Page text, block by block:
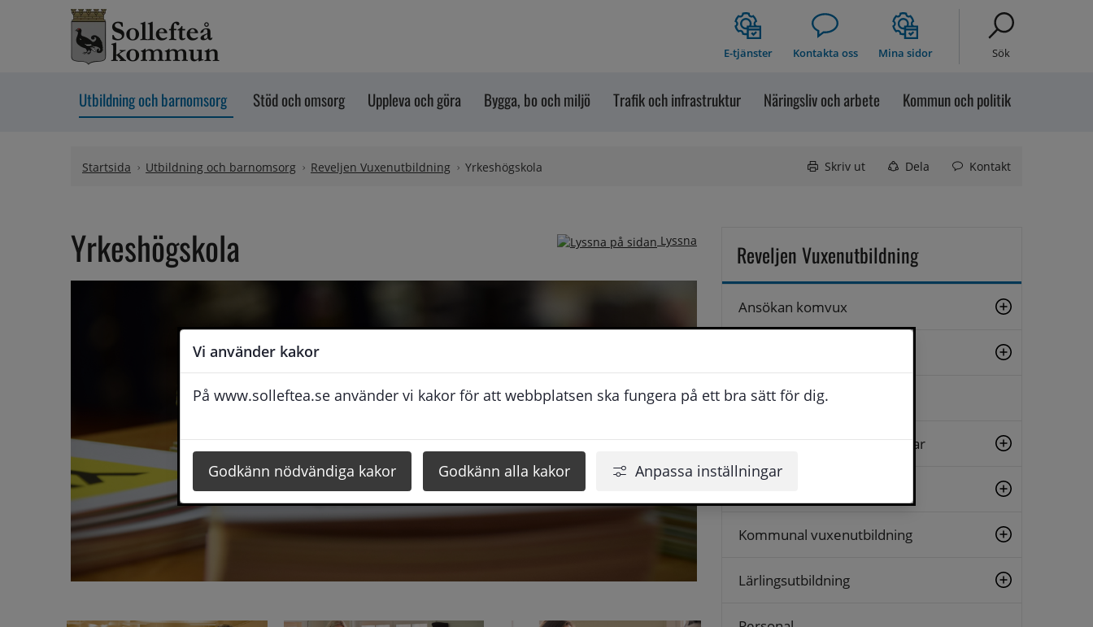
Vi använder kakor
På www.solleftea.se använder vi kakor för att webbplatsen ska fungera på ett bra sätt för dig.
Godkänn nödvändiga kakor Godkänn alla kakor Anpassa inställningar
Hoppa till innehåll
E-tjänster Kontakta oss Mina sidor Sök
Utbildning och barnomsorg Stöd och omsorg Uppleva och göra Bygga, bo och miljö Trafik och infrastruktur Näringsliv och arbete Kommun och politik
Startsida Utbildning och barnomsorg Reveljen Vuxenutbildning Yrkeshögskola Skriv ut Dela Kontakt
Lyssna
Yrkeshögskola Reveljen Vuxenutbildning
Ansökan komvux
Betyg och betygsbeställning
Gymnasiala yrkesutbildningar
Kommunal vuxenutbildning
Lärlingsutbildning